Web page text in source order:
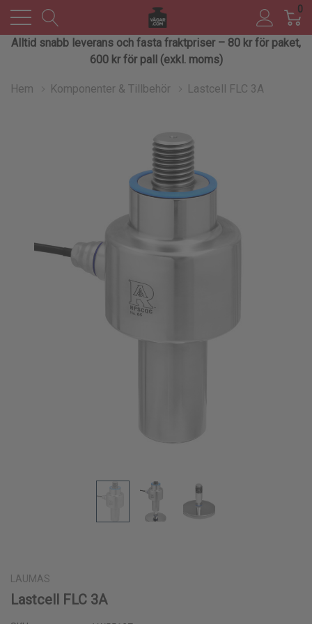
0
Alltid snabb leverans och fasta fraktpriser – 80 kr för paket,
600 kr för pall (exkl. moms)
Hem Komponenter & Tillbehör Lastcell FLC 3A
LAUMAS
Lastcell FLC 3A